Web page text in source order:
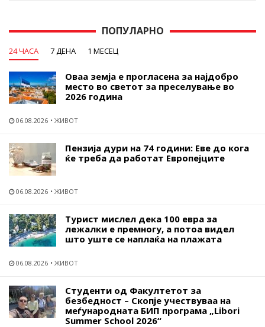
ПОПУЛАРНО
24 ЧАСА 7 ДЕНА 1 МЕСЕЦ
Оваа земја е прогласена за најдобро
место во светот за преселување во
2026 година
06.08.2026 ЖИВОТ
Пензија дури на 74 години: Еве до кога
ќе треба да работат Европејците
06.08.2026 ЖИВОТ
Турист мислел дека 100 евра за
лежалки е премногу, а потоа видел
што уште се наплаќа на плажата
06.08.2026 ЖИВОТ
Студенти од Факултетот за
безбедност – Скопје учествуваа на
меѓународната БИП програма „Libori
Summer School 2026“